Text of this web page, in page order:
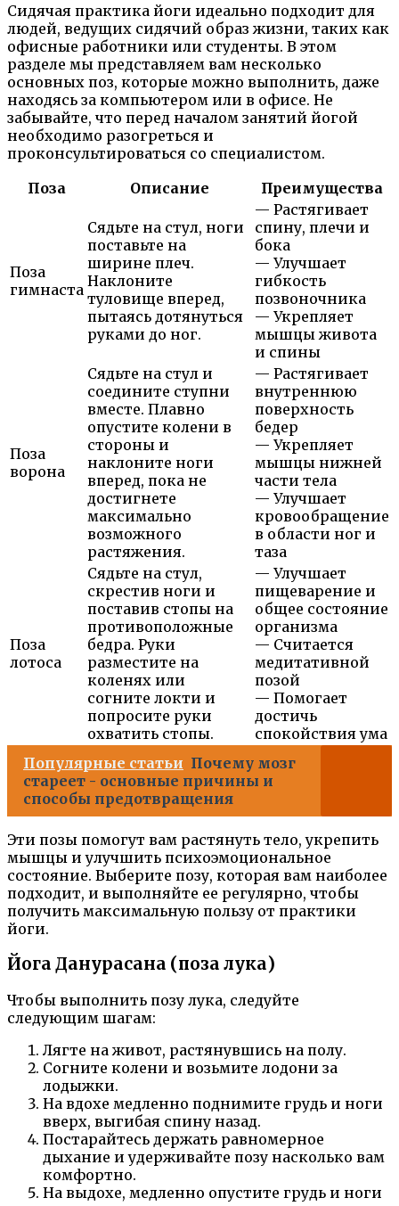
Сидячая практика йоги идеально подходит для
людей, ведущих сидячий образ жизни, таких как
офисные работники или студенты. В этом
разделе мы представляем вам несколько
основных поз, которые можно выполнить, даже
находясь за компьютером или в офисе. Не
забывайте, что перед началом занятий йогой
необходимо разогреться и
проконсультироваться со специалистом.
Поза
Описание Преимущества
Поза
гимнаста
Сядьте на стул, ноги
поставьте на
ширине плеч.
Наклоните
туловище вперед,
пытаясь дотянуться
руками до ног.
— Растягивает
спину, плечи и
бока
— Улучшает
гибкость
позвоночника
— Укрепляет
мышцы живота
и спины
Поза
ворона
Сядьте на стул и
соедините ступни
вместе. Плавно
опустите колени в
стороны и
наклоните ноги
вперед, пока не
достигнете
максимально
возможного
растяжения.
— Растягивает
внутреннюю
поверхность
бедер
— Укрепляет
мышцы нижней
части тела
— Улучшает
кровообращение
в области ног и
таза
Поза
лотоса
Сядьте на стул,
скрестив ноги и
поставив стопы на
противоположные
бедра. Руки
разместите на
коленях или
согните локти и
попросите руки
охватить стопы.
— Улучшает
пищеварение и
общее состояние
организма
— Считается
медитативной
позой
— Помогает
достичь
спокойствия ума
Популярные статьи Почему мозг
стареет - основные причины и
способы предотвращения
Эти позы помогут вам растянуть тело, укрепить
мышцы и улучшить психоэмоциональное
состояние. Выберите позу, которая вам наиболее
подходит, и выполняйте ее регулярно, чтобы
получить максимальную пользу от практики
йоги.
Йога Данурасана (поза лука)
Чтобы выполнить позу лука, следуйте
следующим шагам:
Лягте на живот, растянувшись на полу.
Согните колени и возьмите лодони за
лодыжки.
На вдохе медленно поднимите грудь и ноги
вверх, выгибая спину назад.
Постарайтесь держать равномерное
дыхание и удерживайте позу насколько вам
комфортно.
На выдохе, медленно опустите грудь и ноги